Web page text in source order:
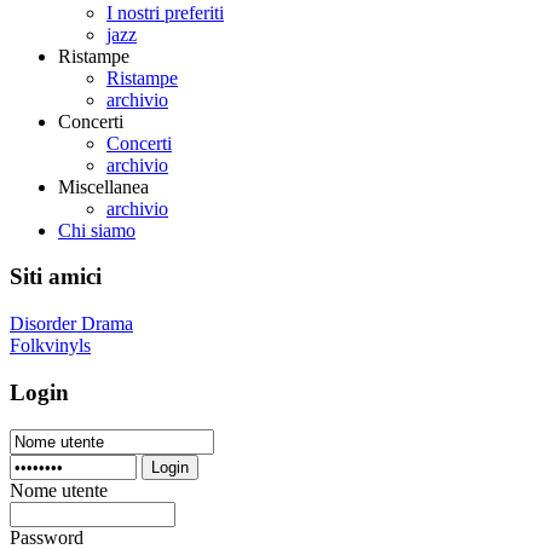
I nostri preferiti
jazz
Ristampe
Ristampe
archivio
Concerti
Concerti
archivio
Miscellanea
archivio
Chi siamo
Siti amici
Disorder Drama
Folkvinyls
Login
Login
Nome utente
Password